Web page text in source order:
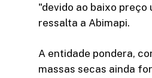
"devido ao baixo preço
ressalta a Abimapi.
A entidade pondera,
massas secas ainda